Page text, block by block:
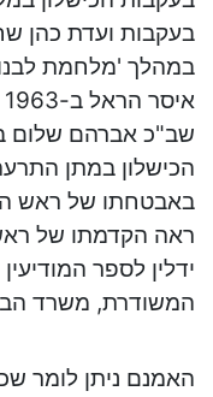
בעקבות ועדת כהן
במהלך 'מלחמת
הכישלון במתן
באבטחתו של ראש
ידלין לספר
המשודרת, משרד
האמנם ניתן לומר